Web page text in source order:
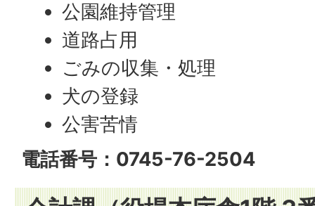
公園維持管理
道路占用
ごみの収集・処理
犬の登録
公害苦情
電話番号：0745-76-2504